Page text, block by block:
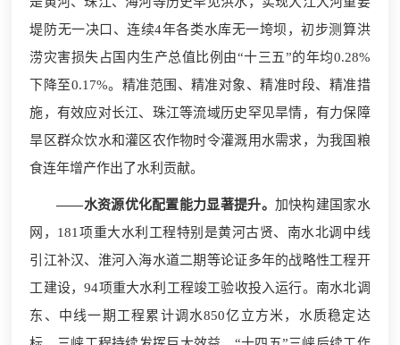
堤防无一决口、连续4年各类水库无一垮坝，初步测算洪
涝灾害损失占国内生产总值比例由“十三五”的年均0.28%
下降至0.17%。精准范围、精准对象、精准时段、精准措
施，有效应对长江、珠江等流域历史罕见旱情，有力保障
旱区群众饮水和灌区农作物时令灌溉用水需求，为我国粮
食连年增产作出了水利贡献。
——水资源优化配置能力显著提升。 加快构建国家水
网，181项重大水利工程特别是黄河古贤、南水北调中线
引江补汉、淮河入海水道二期等论证多年的战略性工程开
工建设，94项重大水利工程竣工验收投入运行。南水北调
东、中线一期工程累计调水850亿立方米，水质稳定达